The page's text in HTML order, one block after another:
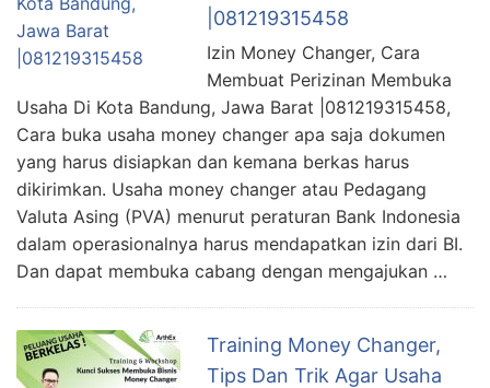
|081219315458
Izin Money Changer, Cara
Membuat Perizinan Membuka
Usaha Di Kota Bandung, Jawa Barat |081219315458,
Cara buka usaha money changer apa saja dokumen
yang harus disiapkan dan kemana berkas harus
dikirimkan. Usaha money changer atau Pedagang
Valuta Asing (PVA) menurut peraturan Bank Indonesia
dalam operasionalnya harus mendapatkan izin dari BI.
Dan dapat membuka cabang dengan mengajukan …
Training Money Changer,
Tips Dan Trik Agar Usaha